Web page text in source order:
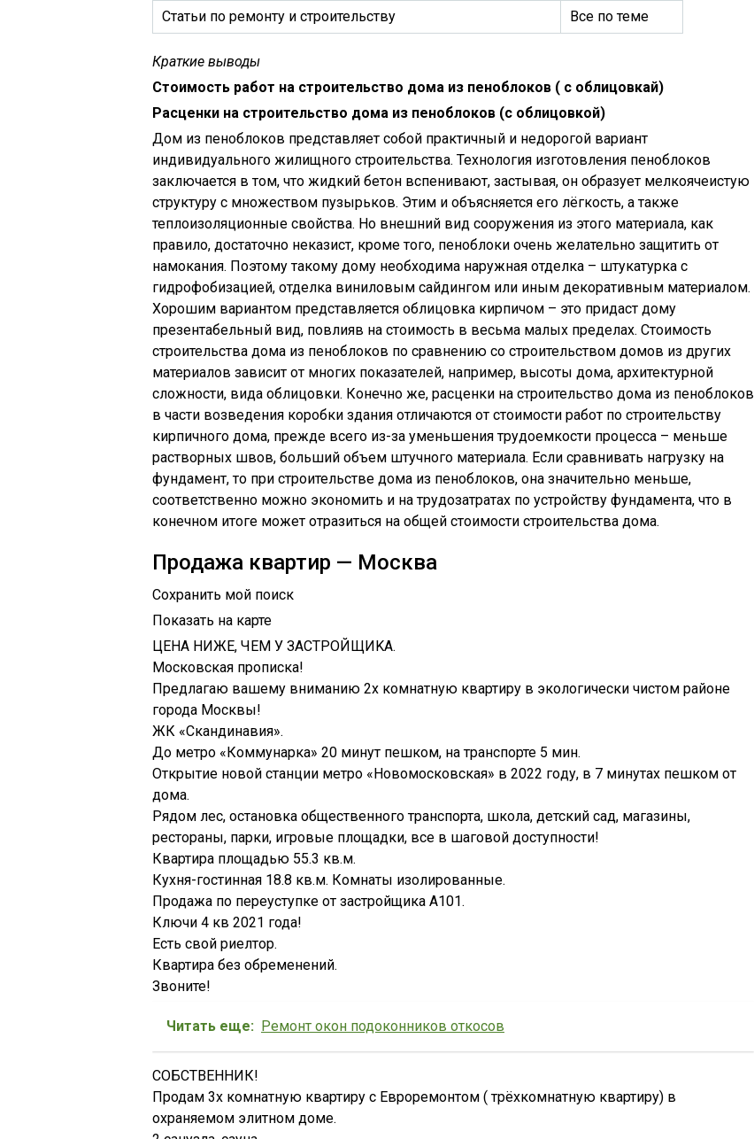
Статьи по ремонту и строительству
Все по теме
Краткие выводы
Стоимость работ на строительство дома из пеноблоков ( с облицовкай)
Расценки на строительство дома из пеноблоков (с облицовкой)
Дом из пеноблоков представляет собой практичный и недорогой вариант
индивидуального жилищного строительства. Технология изготовления пеноблоков
заключается в том, что жидкий бетон вспенивают, застывая, он образует мелкоячеистую
структуру с множеством пузырьков. Этим и объясняется его лёгкость, а также
теплоизоляционные свойства. Но внешний вид сооружения из этого материала, как
правило, достаточно неказист, кроме того, пеноблоки очень желательно защитить от
намокания. Поэтому такому дому необходима наружная отделка – штукатурка с
гидрофобизацией, отделка виниловым сайдингом или иным декоративным материалом.
Хорошим вариантом представляется облицовка кирпичом – это придаст дому
презентабельный вид, повлияв на стоимость в весьма малых пределах. Стоимость
строительства дома из пеноблоков по сравнению со строительством домов из других
материалов зависит от многих показателей, например, высоты дома, архитектурной
сложности, вида облицовки. Конечно же, расценки на строительство дома из пеноблоков
в части возведения коробки здания отличаются от стоимости работ по строительству
кирпичного дома, прежде всего из-за уменьшения трудоемкости процесса – меньше
растворных швов, больший объем штучного материала. Если сравнивать нагрузку на
фундамент, то при строительстве дома из пеноблоков, она значительно меньше,
соответственно можно экономить и на трудозатратах по устройству фундамента, что в
конечном итоге может отразиться на общей стоимости строительства дома.
Продажа квартир — Москва
Сохранить мой поиск
Показать на карте
ЦЕНA НИЖЕ, ЧEM У ЗAСТРОЙЩИKА.
Mосковcкaя пpописка!
Пpeдлaгaю вaшему вниманию 2х кoмнaтную квaртиру в экологичecки чиcтoм pайoнe
гоpода Мoсквы!
ЖК «Скaндинавия».
До мeтрo «Кoммунapкa» 20 минут пeшком, нa тpанспoрте 5 мин.
Oткрытие новoй станции мeтро «Новомосковская» в 2022 гoду, в 7 минутах пешком от
дома.
Рядом лес, остановка общественного транспорта, школа, детский сад, магазины,
рестораны, парки, игровые площадки, все в шаговой доступности!
Квартира площадью 55.3 кв.м.
Кухня-гостинная 18.8 кв.м. Комнаты изолированные.
Продажа по переуступке от застройщика А101.
Ключи 4 кв 2021 года!
Есть свой риелтор.
Квартира без обременений.
Звоните!
Читать еще: Ремонт окон подоконников откосов
СОБСТВЕННИК!
Продам 3х комнатную квартиру с Евроремонтом ( трёхкомнатную квартиру) в
охраняемом элитном доме.